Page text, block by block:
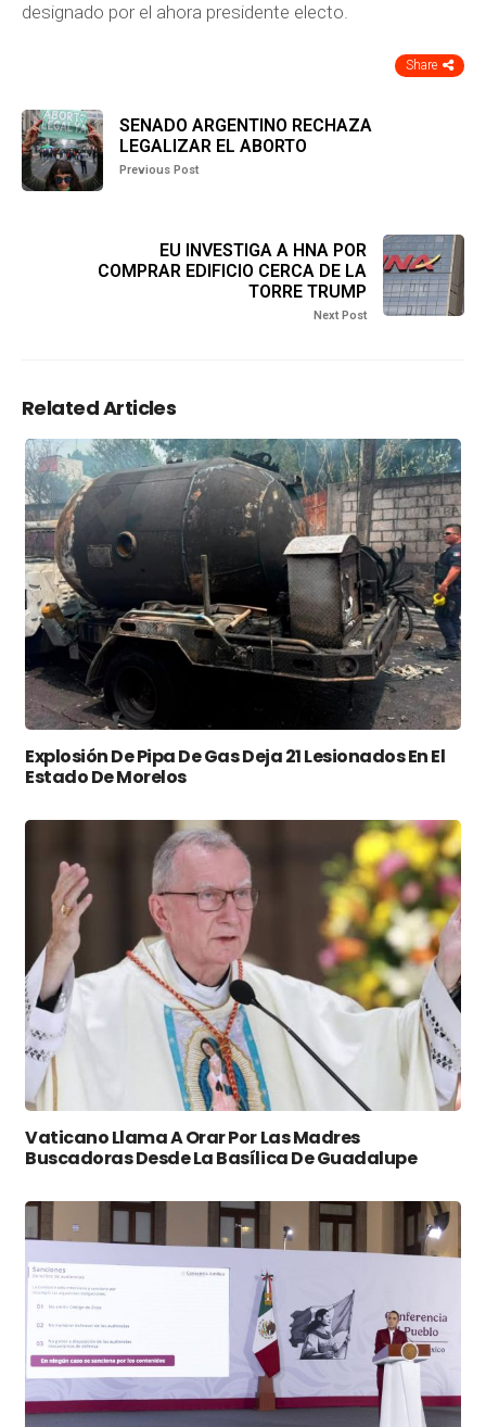
designado por el ahora presidente electo.
Share
SENADO ARGENTINO RECHAZA
LEGALIZAR EL ABORTO
Previous Post
EU INVESTIGA A HNA POR
COMPRAR EDIFICIO CERCA DE LA
TORRE TRUMP
Next Post
Related Articles
Explosión De Pipa De Gas Deja 21 Lesionados En El
Estado De Morelos
Vaticano Llama A Orar Por Las Madres
Buscadoras Desde La Basílica De Guadalupe